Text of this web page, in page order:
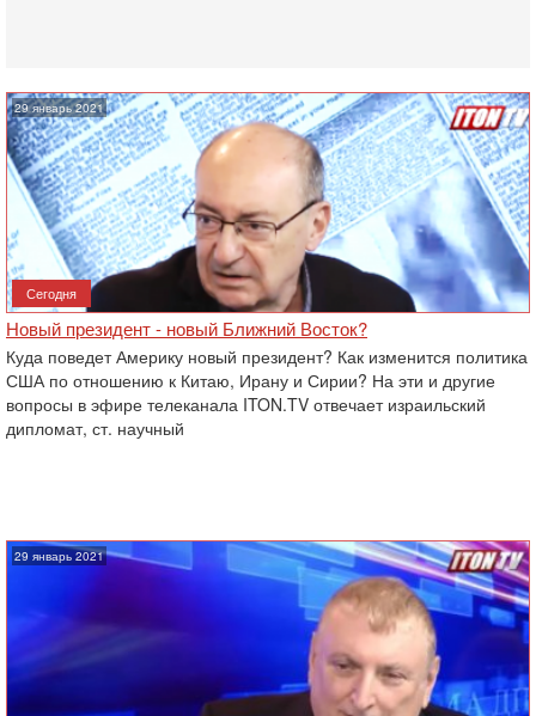
29 январь 2021
Сегодня
Новый президент - новый Ближний Восток?
Куда поведет Америку новый президент? Как изменится политика
США по отношению к Китаю, Ирану и Сирии? На эти и другие
вопросы в эфире телеканала ITON.TV отвечает израильский
дипломат, ст. научный
29 январь 2021